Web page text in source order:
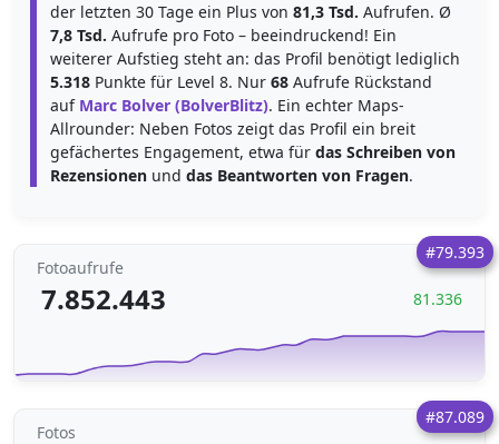
der letzten 30 Tage ein Plus von 81,3 Tsd. Aufrufen. Ø
7,8 Tsd. Aufrufe pro Foto – beeindruckend! Ein
weiterer Aufstieg steht an: das Profil benötigt lediglich
5.318 Punkte für Level 8. Nur 68 Aufrufe Rückstand
auf Marc Bolver (BolverBlitz). Ein echter Maps-
Allrounder: Neben Fotos zeigt das Profil ein breit
gefächertes Engagement, etwa für das Schreiben von
Rezensionen und das Beantworten von Fragen.
#79.393
Fotoaufrufe
7.852.443 81.336
#87.089
Fotos